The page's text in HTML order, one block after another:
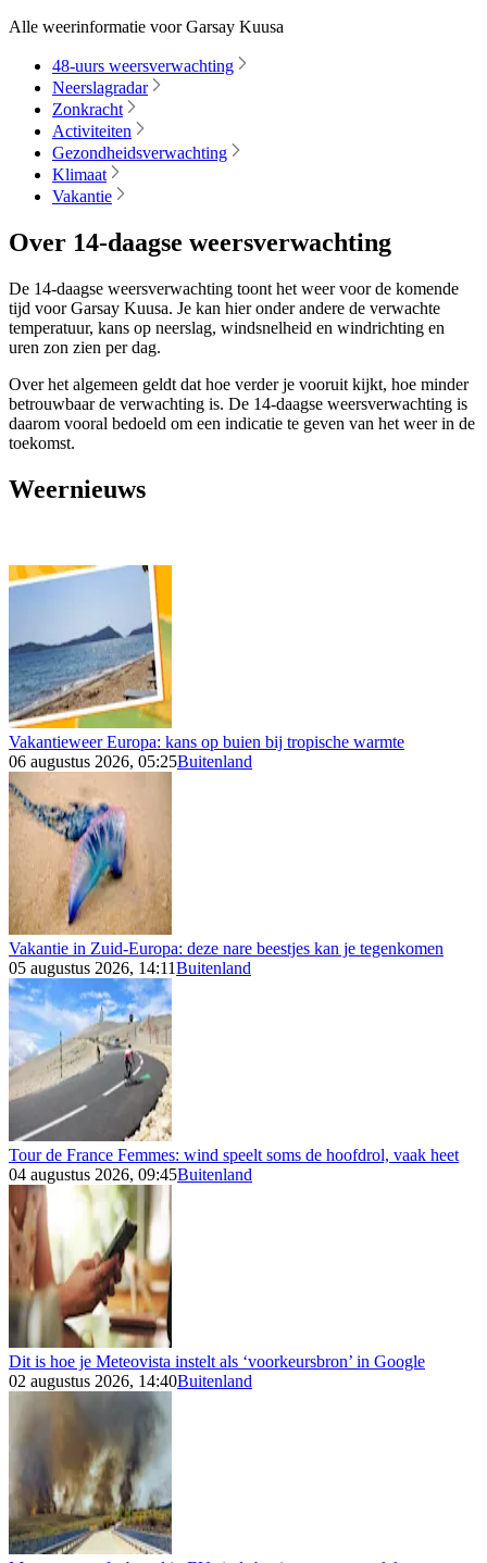
Alle weerinformatie voor Garsay Kuusa
48-uurs weersverwachting
Neerslagradar
Zonkracht
Activiteiten
Gezondheidsverwachting
Klimaat
Vakantie
Over 14-daagse weersverwachting
De 14-daagse weersverwachting toont het weer voor de komende
tijd voor Garsay Kuusa. Je kan hier onder andere de verwachte
temperatuur, kans op neerslag, windsnelheid en windrichting en
uren zon zien per dag.
Over het algemeen geldt dat hoe verder je vooruit kijkt, hoe minder
betrouwbaar de verwachting is. De 14-daagse weersverwachting is
daarom vooral bedoeld om een indicatie te geven van het weer in de
toekomst.
Weernieuws
Vakantieweer Europa: kans op buien bij tropische warmte
06 augustus 2026, 05:25Buitenland
Vakantie in Zuid-Europa: deze nare beestjes kan je tegenkomen
05 augustus 2026, 14:11Buitenland
Tour de France Femmes: wind speelt soms de hoofdrol, vaak heet
04 augustus 2026, 09:45Buitenland
Dit is hoe je Meteovista instelt als ‘voorkeursbron’ in Google
02 augustus 2026, 14:40Buitenland